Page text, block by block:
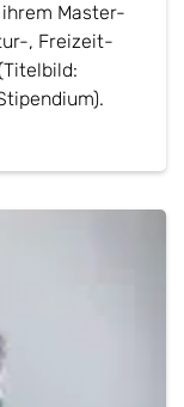
Master-
, Freizeit-